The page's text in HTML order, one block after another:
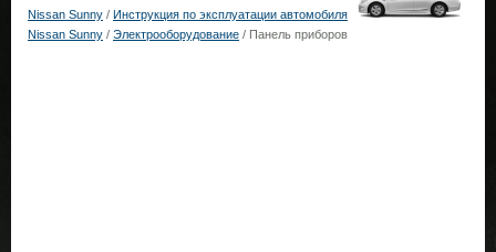
Nissan Sunny / Инструкция по эксплуатации автомобиля
Nissan Sunny / Электрооборудование / Панель приборов